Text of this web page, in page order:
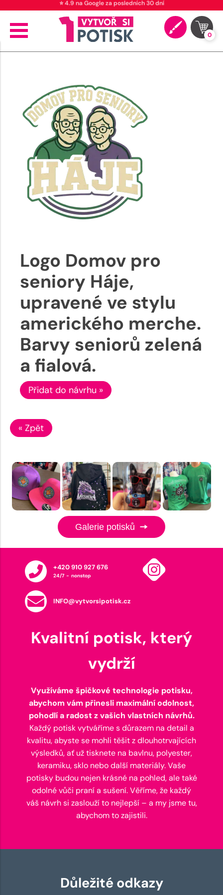
⭐ 4.9 na Google za posledních 30 dní
0
Logo Domov pro
seniory Háje,
upravené ve stylu
amerického merche.
Barvy seniorů zelená
a fialová.
Přidat do návrhu »
« Zpět
Galerie potisků
+420 910 927 676
24/7 - nonstop
INFO@vytvorsipotisk.cz
Kvalitní potisk, který
vydrží
Využíváme špičkové technologie potisku,
abychom vám přinesli maximální odolnost,
pohodlí a radost z vašich vlastních návrhů.
Každý potisk vytváříme s důrazem na detail a
kvalitu, abyste se mohli těšit z dlouhotrvajících
výsledků, ať už tisknete na bavlnu, polyester,
keramiku, sklo nebo další materiály. Vaše
potisky budou nejen krásné na pohled, ale také
odolné vůči praní a sušení. Věříme, že každý
váš návrh si zaslouží to nejlepší – a my jsme tu,
abychom to zajistili.
Důležité odkazy